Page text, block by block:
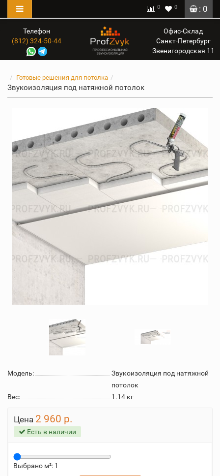
: 0
0 0
Телефон
(812) 324-50-44
Офис-Склад
Санкт-Петербург
Звенигородская 11
Готовые решения для потолка
Звукоизоляция под натяжной потолок
Модель:
Звукоизоляция под натяжной
потолок
Вес:
1.14 кг
Цена 2 960 р.
Есть в наличии
Выбрано м²: 1